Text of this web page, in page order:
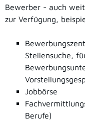
Bewerber - auch
zur Verfügung,
Stellensuche,
Jobbörse
Berufe)